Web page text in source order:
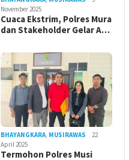
November 2025
Cuaca Ekstrim, Polres Mura
dan Stakeholder Gelar A…
BHAYANGKARA MUSIRAWAS
22
April 2025
Termohon Polres Musi